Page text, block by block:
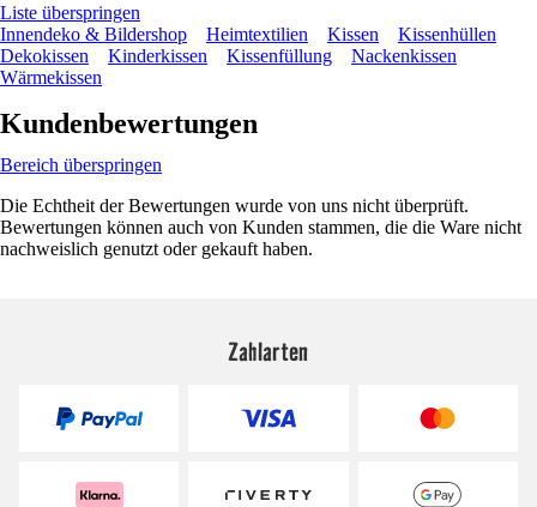
Liste überspringen
Innendeko & Bildershop
Heimtextilien Kissen
Kissenhüllen
Dekokissen
Kinderkissen Kissenfüllung
Nackenkissen
Wärmekissen
Kundenbewertungen
Bereich überspringen
Die Echtheit der Bewertungen wurde von uns nicht überprüft.
Bewertungen können auch von Kunden stammen, die die Ware nicht
nachweislich genutzt oder gekauft haben.
Zahlarten